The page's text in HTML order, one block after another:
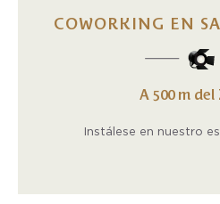
COWORKING EN
A 500 m del
Instálese en nuestro